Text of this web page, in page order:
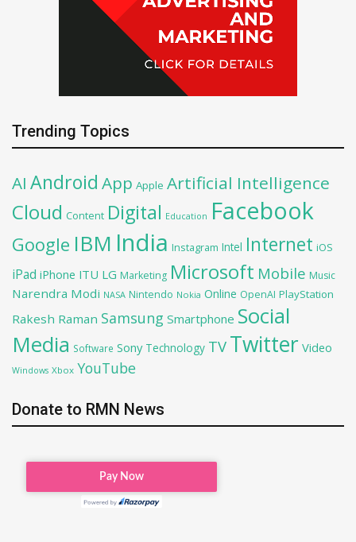
Trending Topics
AI Android App Apple Artificial Intelligence
Cloud Content Digital Education Facebook
Google IBM India Instagram Intel Internet iOS
iPad iPhone ITU LG Marketing Microsoft Mobile Music
Narendra Modi NASA Nintendo Nokia Online OpenAI PlayStation
Rakesh Raman Samsung Smartphone Social
Media Software Sony Technology TV Twitter Video
Windows Xbox YouTube
Donate to RMN News